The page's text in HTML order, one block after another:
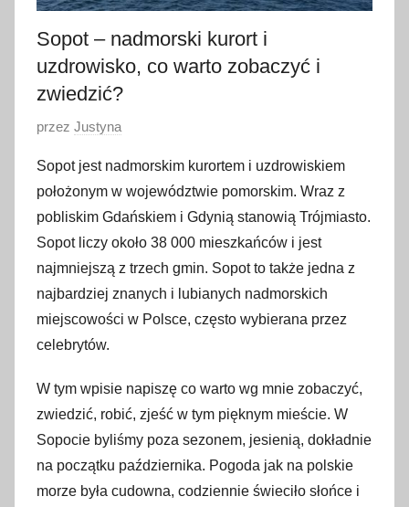
Sopot – nadmorski kurort i
uzdrowisko, co warto zobaczyć i
zwiedzić?
O
u
b
l
i
k
o
w
a
o
3
1
p
przez Justyna
Sopot jest nadmorskim kurortem i uzdrowiskiem
położonym w województwie pomorskim. Wraz z
pobliskim Gdańskiem i Gdynią stanowią Trójmiasto.
Sopot liczy około 38 000 mieszkańców i jest
najmniejszą z trzech gmin. Sopot to także jedna z
najbardziej znanych i lubianych nadmorskich
miejscowości w Polsce, często wybierana przez
celebrytów.
W tym wpisie napiszę co warto wg mnie zobaczyć,
zwiedzić, robić, zjeść w tym pięknym mieście. W
Sopocie byliśmy poza sezonem, jesienią, dokładnie
na początku października. Pogoda jak na polskie
morze była cudowna, codziennie świeciło słońce i